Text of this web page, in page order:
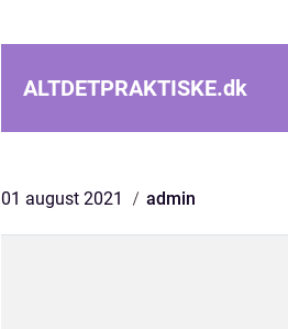
ALTDETPRAKTISKE.dk
01 august 2021 admin